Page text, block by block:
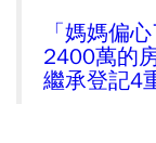
「媽媽偏
2400萬的
繼承登記4